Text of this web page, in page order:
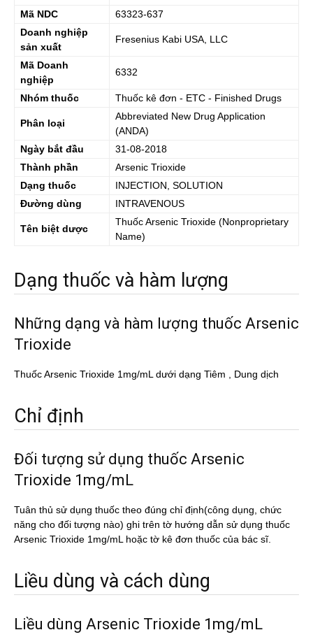
Mã NDC
63323-637
Doanh nghiệp
sản xuất
Fresenius Kabi USA, LLC
Mã Doanh
nghiệp
6332
Nhóm thuốc Thuốc kê đơn - ETC - Finished Drugs
Phân loại
Abbreviated New Drug Application
(ANDA)
Ngày bắt đầu
31-08-2018
Thành phần
Arsenic Trioxide
Dạng thuốc
INJECTION, SOLUTION
Đường dùng
INTRAVENOUS
Tên biệt dược
ThuốcArsenic Trioxide (Nonproprietary
Name)
Dạng thuốc và hàm lượng
Những dạng và hàm lượng thuốc Arsenic
Trioxide
Thuốc Arsenic Trioxide 1mg/mL dưới dạng Tiêm , Dung dịch
Chỉ định
Đối tượng sử dụng thuốc Arsenic
Trioxide 1mg/mL
Tuân thủ sử dụng thuốc theo đúng chỉ định(công dụng, chức
năng cho đối tượng nào) ghi trên tờ hướng dẫn sử dụng thuốc
Arsenic Trioxide 1mg/mL hoặc tờ kê đơn thuốc của bác sĩ.
Liều dùng và cách dùng
Liều dùng Arsenic Trioxide 1mg/mL